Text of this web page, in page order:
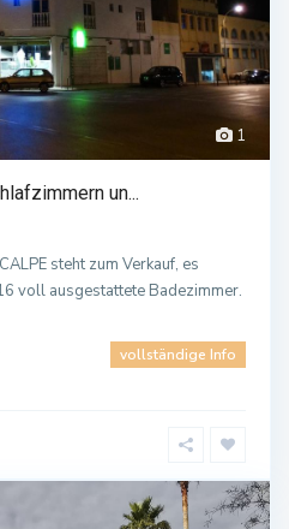
1
un...
steht zum Verkauf, es
voll ausgestattete Badezimmer.
vollständige Info